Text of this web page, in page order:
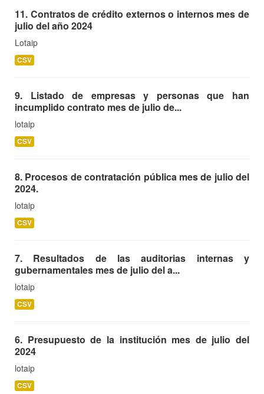
11. Contratos de crédito externos o internos mes de
julio del año 2024
Lotaip
CSV
9. Listado de empresas y personas que han
incumplido contrato mes de julio de...
lotaip
CSV
8. Procesos de contratación pública mes de julio del
2024.
lotaip
CSV
7. Resultados de las auditorias internas y
gubernamentales mes de julio del a...
lotaip
CSV
6. Presupuesto de la institución mes de julio del
2024
lotaip
CSV